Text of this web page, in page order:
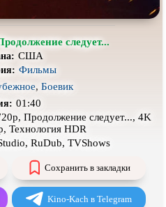
Про подростков
Про роботов
Про самолёты
Про снайперов
Про танки
Про тюрьму
Про хакеров
Про шпионов
следует...
США
Фильмы
, Боевик
01:40
Продолжение следует..., 4K
Технология HDR
RuDub, TVShows
Сохранить в закладки
Kino-Kach в Telegram